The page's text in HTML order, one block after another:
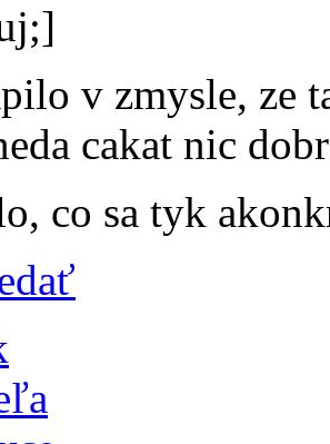
v zmysle, ze
cakat nic
co sa tyk